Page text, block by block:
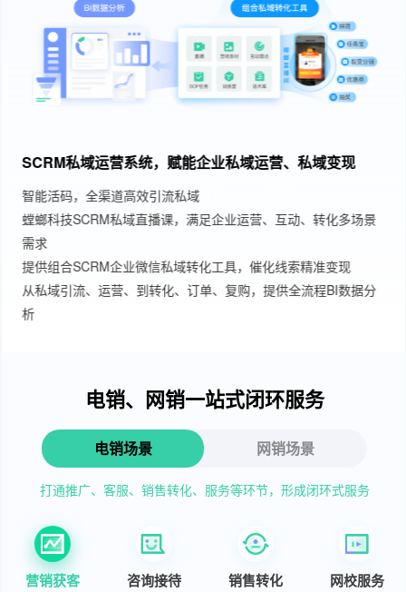
SCRM私域运营系统，赋能企业私域运营、私域变现
智能活码，全渠道高效引流私域SCRM私域管理系统
螳螂科技SCRM私域直播课，满足企业运营、互动、转化多场景
需求
提供组合SCRM企业微信私域转化工具，催化线索精准变现
从私域引流、运营、到转化、订单、复购，提供全流程BI数据分
析
电销、网销一站式闭环服务
电销场景 网销场景
打通推广、客服、销售转化、服务等环节，形成闭环式服务
营销获客 咨询接待 销售转化 网校服务